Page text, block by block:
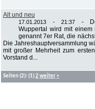
Alt und neu
17.01.2013 - 21:37 -
Wuppertal wird mit einem
genannt 7er Rat, die
Die Jahreshauptversammlung
mit großer Mehrheit zum
Vorstand d...
Seiten(2): (1)2 weiter >